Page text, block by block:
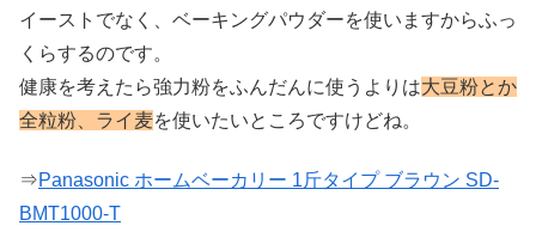
イーストでなく、ベーキングパウダーを使いますからふっ
くらするのです。
健康を考えたら強力粉をふんだんに使うよりは大豆粉とか
全粒粉、ライ麦を使いたいところですけどね。
⇒Panasonic ホームベーカリー 1斤タイプ ブラウン SD-
BMT1000-T